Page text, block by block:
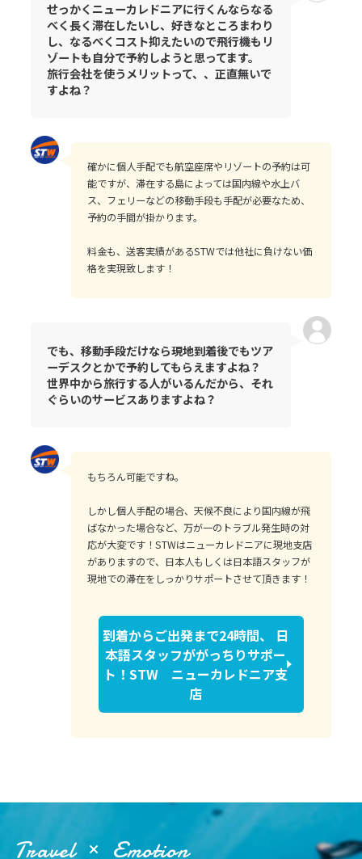
せっかくニューカレドニアに行くんならなる
べく長く滞在したいし、好きなところまわり
し、なるべくコスト抑えたいので飛行機もリ
ゾートも自分で予約しようと思ってます。
旅行会社を使うメリットって、、正直無いで
すよね？
確かに個人手配でも航空座席やリゾートの予約は可
能ですが、滞在する島によっては国内線や水上バ
ス、フェリーなどの移動手段も手配が必要なため、
予約の手間が掛かります。
料金も、送客実績があるSTWでは他社に負けない価
格を実現致します！
でも、移動手段だけなら現地到着後でもツア
ーデスクとかで予約してもらえますよね？
世界中から旅行する人がいるんだから、それ
ぐらいのサービスありますよね？
もちろん可能ですね。
しかし個人手配の場合、天候不良により国内線が飛
ばなかった場合など、万が一のトラブル発生時の対
応が大変です！STWはニューカレドニアに現地支店
がありますので、日本人もしくは日本語スタッフが
現地での滞在をしっかりサポートさせて頂きます！
到着からご出発まで24時間、 日
本語スタッフががっちりサポー
ト！STW ニューカレドニア支
店
Travel Emotion